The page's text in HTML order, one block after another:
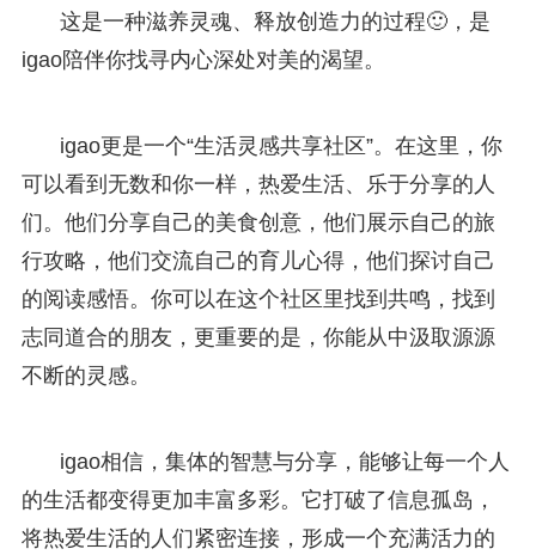
这是一种滋养灵魂、释放创造力的过程🙂，是
igao陪伴你找寻内心深处对美的渴望。
igao更是一个“生活灵感共享社区”。在这里，你
可以看到无数和你一样，热爱生活、乐于分享的人
们。他们分享自己的美食创意，他们展示自己的旅
行攻略，他们交流自己的育儿心得，他们探讨自己
的阅读感悟。你可以在这个社区里找到共鸣，找到
志同道合的朋友，更重要的是，你能从中汲取源源
不断的灵感。
igao相信，集体的智慧与分享，能够让每一个人
的生活都变得更加丰富多彩。它打破了信息孤岛，
将热爱生活的人们紧密连接，形成一个充满活力的